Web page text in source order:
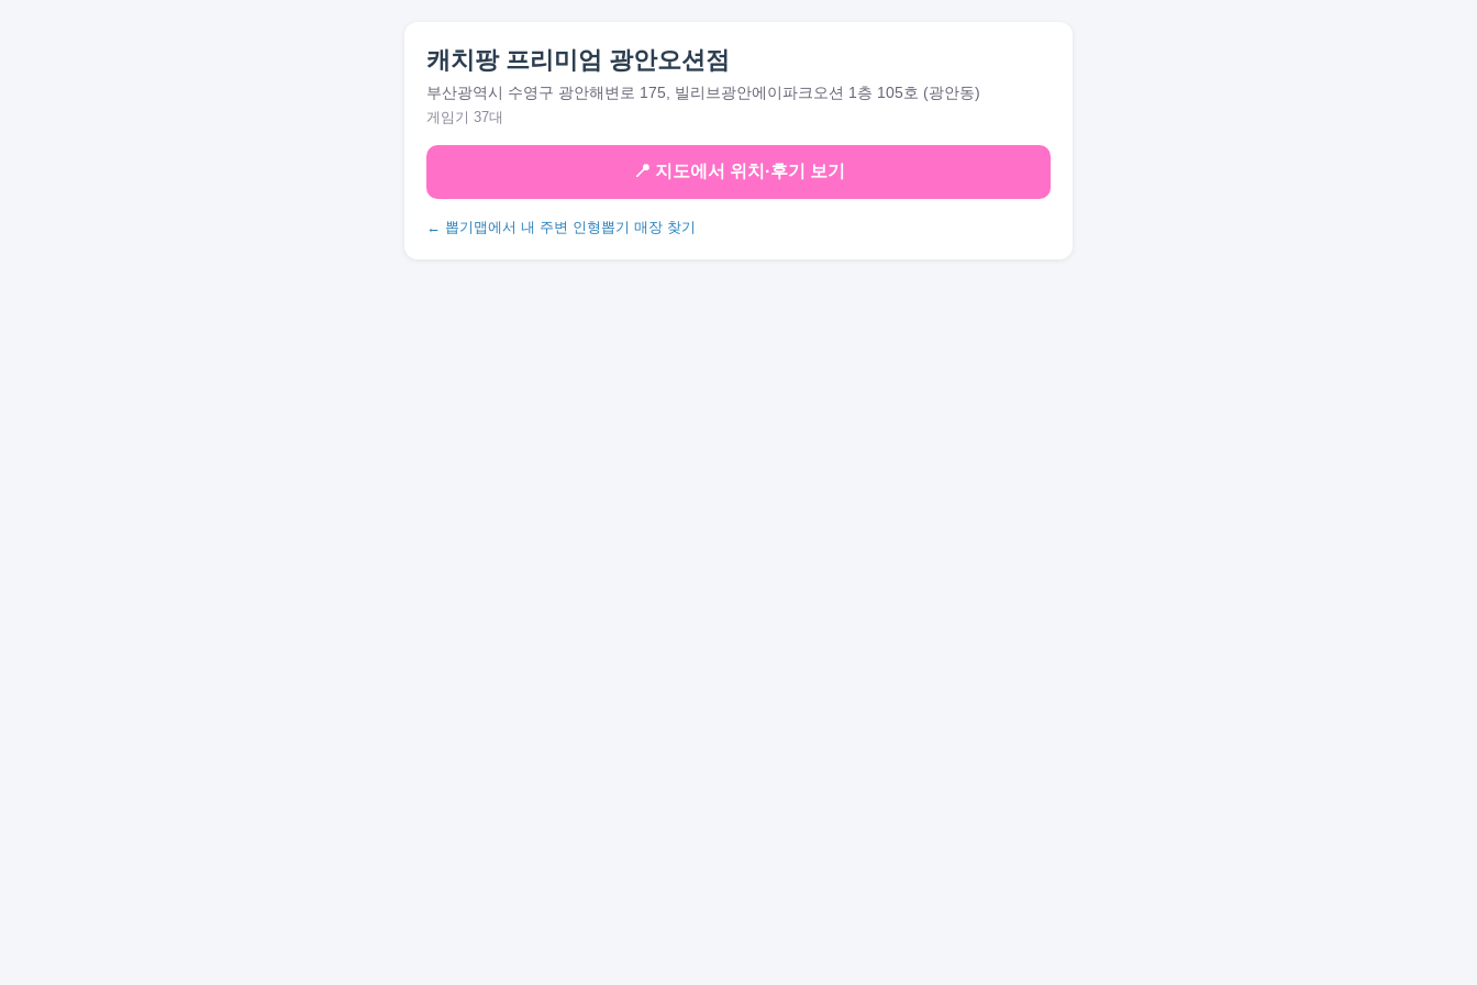
캐치팡 프리미엄 광안오션점
부산광역시 수영구 광안해변로 175, 빌리브광안에이파크오션 1층 105호 (광안동)
게임기 37대
📍 지도에서 위치·후기 보기
← 뽑기맵에서 내 주변 인형뽑기 매장 찾기